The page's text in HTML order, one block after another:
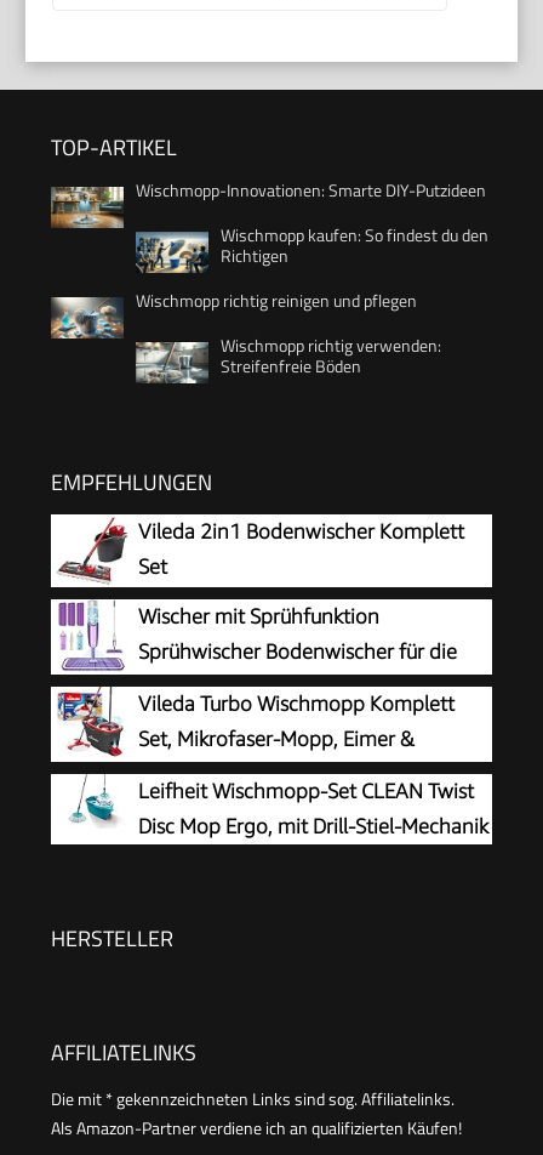
TOP-ARTIKEL
Wischmopp-Innovationen: Smarte DIY-Putzideen
Wischmopp kaufen: So findest du den
Richtigen
Wischmopp richtig reinigen und pflegen
Wischmopp richtig verwenden:
Streifenfreie Böden
EMPFEHLUNGEN
Vileda 2in1 Bodenwischer Komplett
Set
Wischer mit Sprühfunktion
Sprühwischer Bodenwischer für die
Bodenreinigung
Vileda Turbo Wischmopp Komplett
Set, Mikrofaser-Mopp, Eimer &
Teleskopstiel
Leifheit Wischmopp-Set CLEAN Twist
Disc Mop Ergo, mit Drill-Stiel-Mechanik
HERSTELLER
AFFILIATELINKS
Die mit * gekennzeichneten Links sind sog. Affiliatelinks.
Als Amazon-Partner verdiene ich an qualifizierten Käufen!